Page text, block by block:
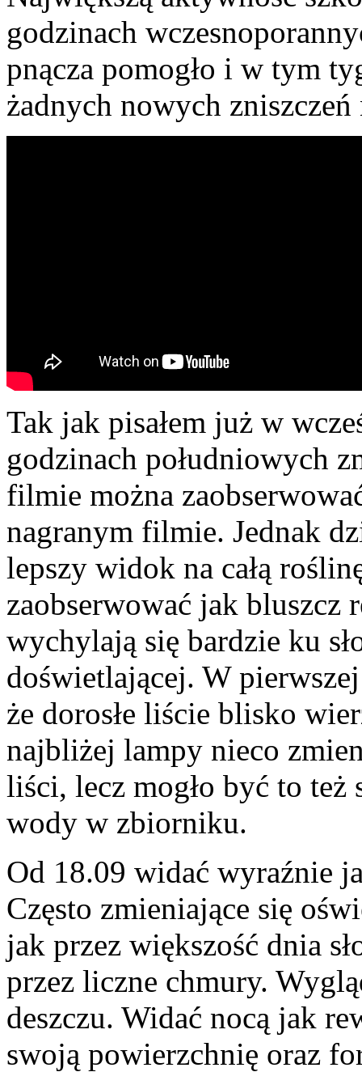
godzinach
pnącza pomogło i w tym
żadnych nowych
Tak jak pisałem już w
godzinach południowych
filmie można
nagranym filmie. Jednak
lepszy widok na całą
zaobserwować jak bluszcz
wychylają się bardzie ku
doświetlającej. W
że dorosłe liście blisko
najbliżej lampy nieco
liści, lecz mogło być to też
wody w zbiorniku.
Od 18.09 widać wyraźnie
Często zmieniające się
jak przez większość dnia
przez liczne chmury.
deszczu. Widać nocą jak
swoją powierzchnię oraz